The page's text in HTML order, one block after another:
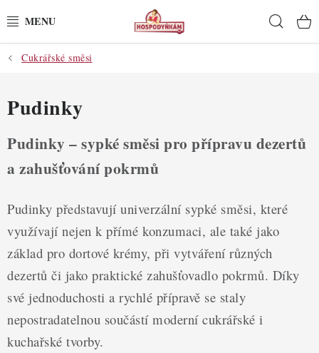
na
POTŘEBY
POMŮCKY
SUROVINY
DEKORACE
PRO OSLAVY
DO KUCHYNĚ
POCHUTINY
ZDRAVÉ PEČENÍ
Cukrářské směsi
Pudinky
Pudinky – sypké směsi pro přípravu dezertů
a zahušťování pokrmů
Pudinky představují univerzální sypké směsi, které
využívají nejen k přímé konzumaci, ale také jako
základ pro dortové krémy, při vytváření různých
dezertů či jako praktické zahušťovadlo pokrmů. Díky
své jednoduchosti a rychlé přípravě se staly
nepostradatelnou součástí moderní cukrářské i
kuchařské tvorby.